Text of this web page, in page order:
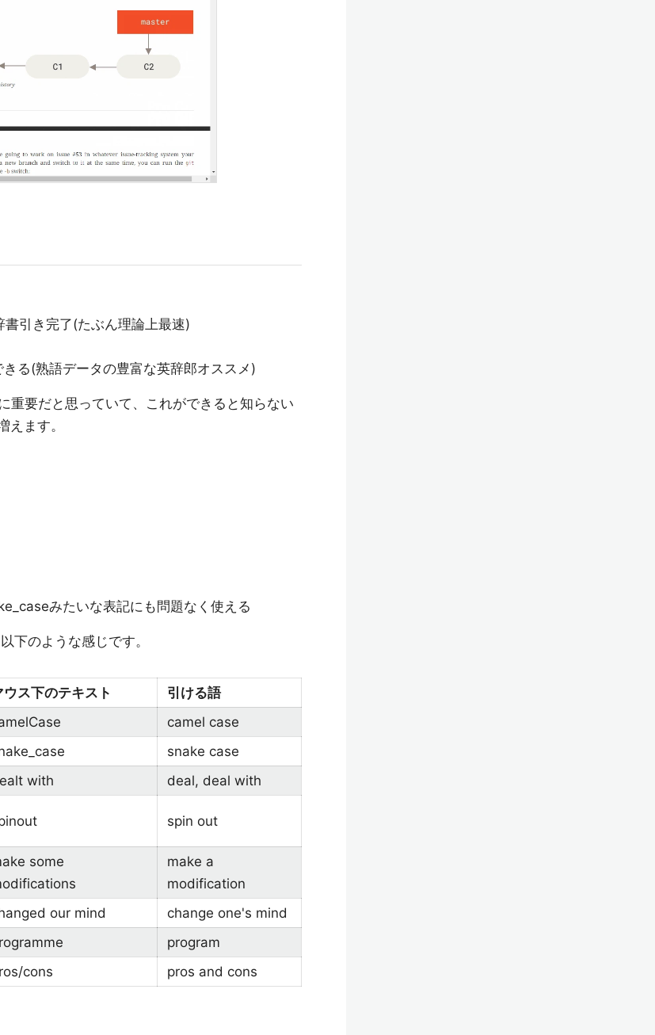
引き完了(たぶん理論上最速)
る(熟語データの豊富な英辞郎オススメ)
重要だと思っていて、これができると知らない
えます。
みたいな表記にも問題なく使える
下のような感じです。
ウス下のテキスト
引ける語
camel case
snake case
with
deal, deal with
spin out
some
make a
modification
our mind
change one's mind
program
cons pros and cons